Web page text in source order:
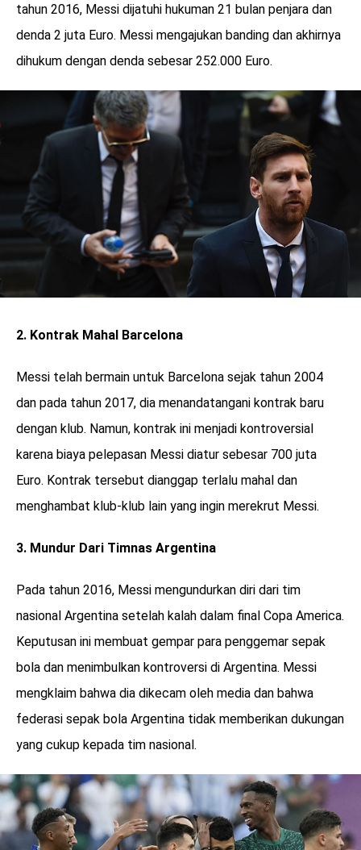
tahun 2016, Messi dijatuhi hukuman 21 bulan penjara dan
denda 2 juta Euro. Messi mengajukan banding dan akhirnya
dihukum dengan denda sebesar 252.000 Euro.
2. Kontrak Mahal Barcelona
Messi telah bermain untuk Barcelona sejak tahun 2004
dan pada tahun 2017, dia menandatangani kontrak baru
dengan klub. Namun, kontrak ini menjadi kontroversial
karena biaya pelepasan Messi diatur sebesar 700 juta
Euro. Kontrak tersebut dianggap terlalu mahal dan
menghambat klub-klub lain yang ingin merekrut Messi.
3. Mundur Dari Timnas Argentina
Pada tahun 2016, Messi mengundurkan diri dari tim
nasional Argentina setelah kalah dalam final Copa America.
Keputusan ini membuat gempar para penggemar sepak
bola dan menimbulkan kontroversi di Argentina. Messi
mengklaim bahwa dia dikecam oleh media dan bahwa
federasi sepak bola Argentina tidak memberikan dukungan
yang cukup kepada tim nasional.